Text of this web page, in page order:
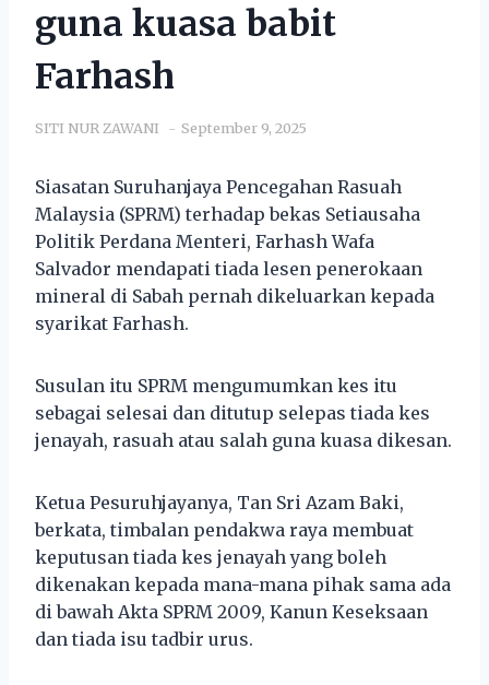
guna kuasa babit
Farhash
SITI NUR ZAWANI September 9, 2025
Siasatan Suruhanjaya Pencegahan Rasuah
Malaysia (SPRM) terhadap bekas Setiausaha
Politik Perdana Menteri, Farhash Wafa
Salvador mendapati tiada lesen penerokaan
mineral di Sabah pernah dikeluarkan kepada
syarikat Farhash.
Susulan itu SPRM mengumumkan kes itu
sebagai selesai dan ditutup selepas tiada kes
jenayah, rasuah atau salah guna kuasa dikesan.
Ketua Pesuruhjayanya, Tan Sri Azam Baki,
berkata, timbalan pendakwa raya membuat
keputusan tiada kes jenayah yang boleh
dikenakan kepada mana-mana pihak sama ada
di bawah Akta SPRM 2009, Kanun Keseksaan
dan tiada isu tadbir urus.